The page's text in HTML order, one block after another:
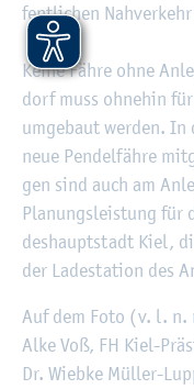
fent­li­chen Nah­ver­kehr
Keine Fähre ohne
dorf muss oh­ne­hin
um­ge­baut wer­den. In
neue Pen­del­fäh­re
gen sind auch am
Pla­nungs­leis­tung für
des­haupt­stadt Kiel,
der La­de­sta­ti­on des
Auf dem Foto (v. l.
Alke Voß, FH Kiel-
Dr. Wieb­ke Mül­ler-